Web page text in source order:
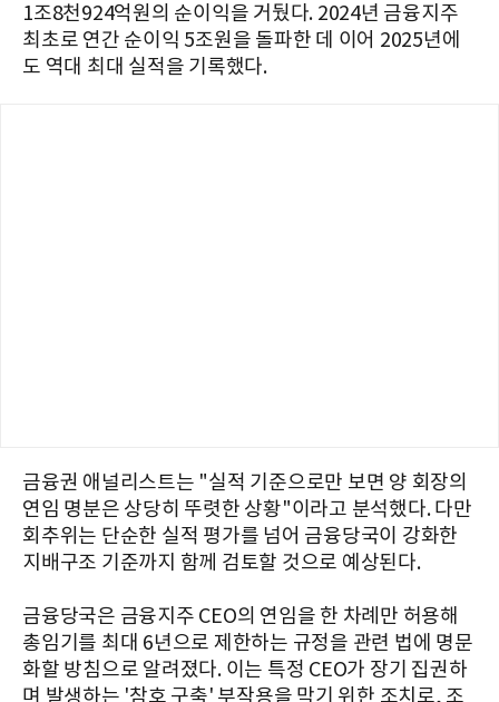
1조8천924억원의 순이익을 거뒀다. 2024년 금융지주
최초로 연간 순이익 5조원을 돌파한 데 이어 2025년에
도 역대 최대 실적을 기록했다.
금융권 애널리스트는 "실적 기준으로만 보면 양 회장의
연임 명분은 상당히 뚜렷한 상황"이라고 분석했다. 다만
회추위는 단순한 실적 평가를 넘어 금융당국이 강화한
지배구조 기준까지 함께 검토할 것으로 예상된다.
금융당국은 금융지주 CEO의 연임을 한 차례만 허용해
총임기를 최대 6년으로 제한하는 규정을 관련 법에 명문
화할 방침으로 알려졌다. 이는 특정 CEO가 장기 집권하
며 발생하는 '참호 구축' 부작용을 막기 위한 조치로, 조